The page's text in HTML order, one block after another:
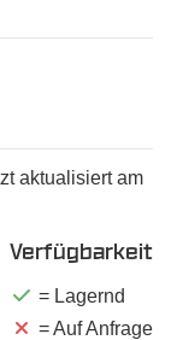
aktualisiert am
Verfügbarkeit
= Lagernd
= Auf Anfrage